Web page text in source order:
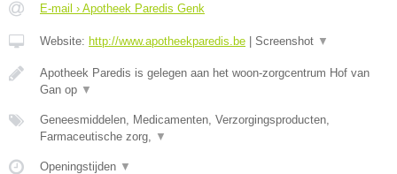
E-mail › Apotheek Paredis Genk
Website: http://www.apotheekparedis.be | Screenshot ▼
Apotheek Paredis is gelegen aan het woon-zorgcentrum Hof van
Gan op ▼
Geneesmiddelen, Medicamenten, Verzorgingsproducten,
Farmaceutische zorg,
▼
Openingstijden ▼